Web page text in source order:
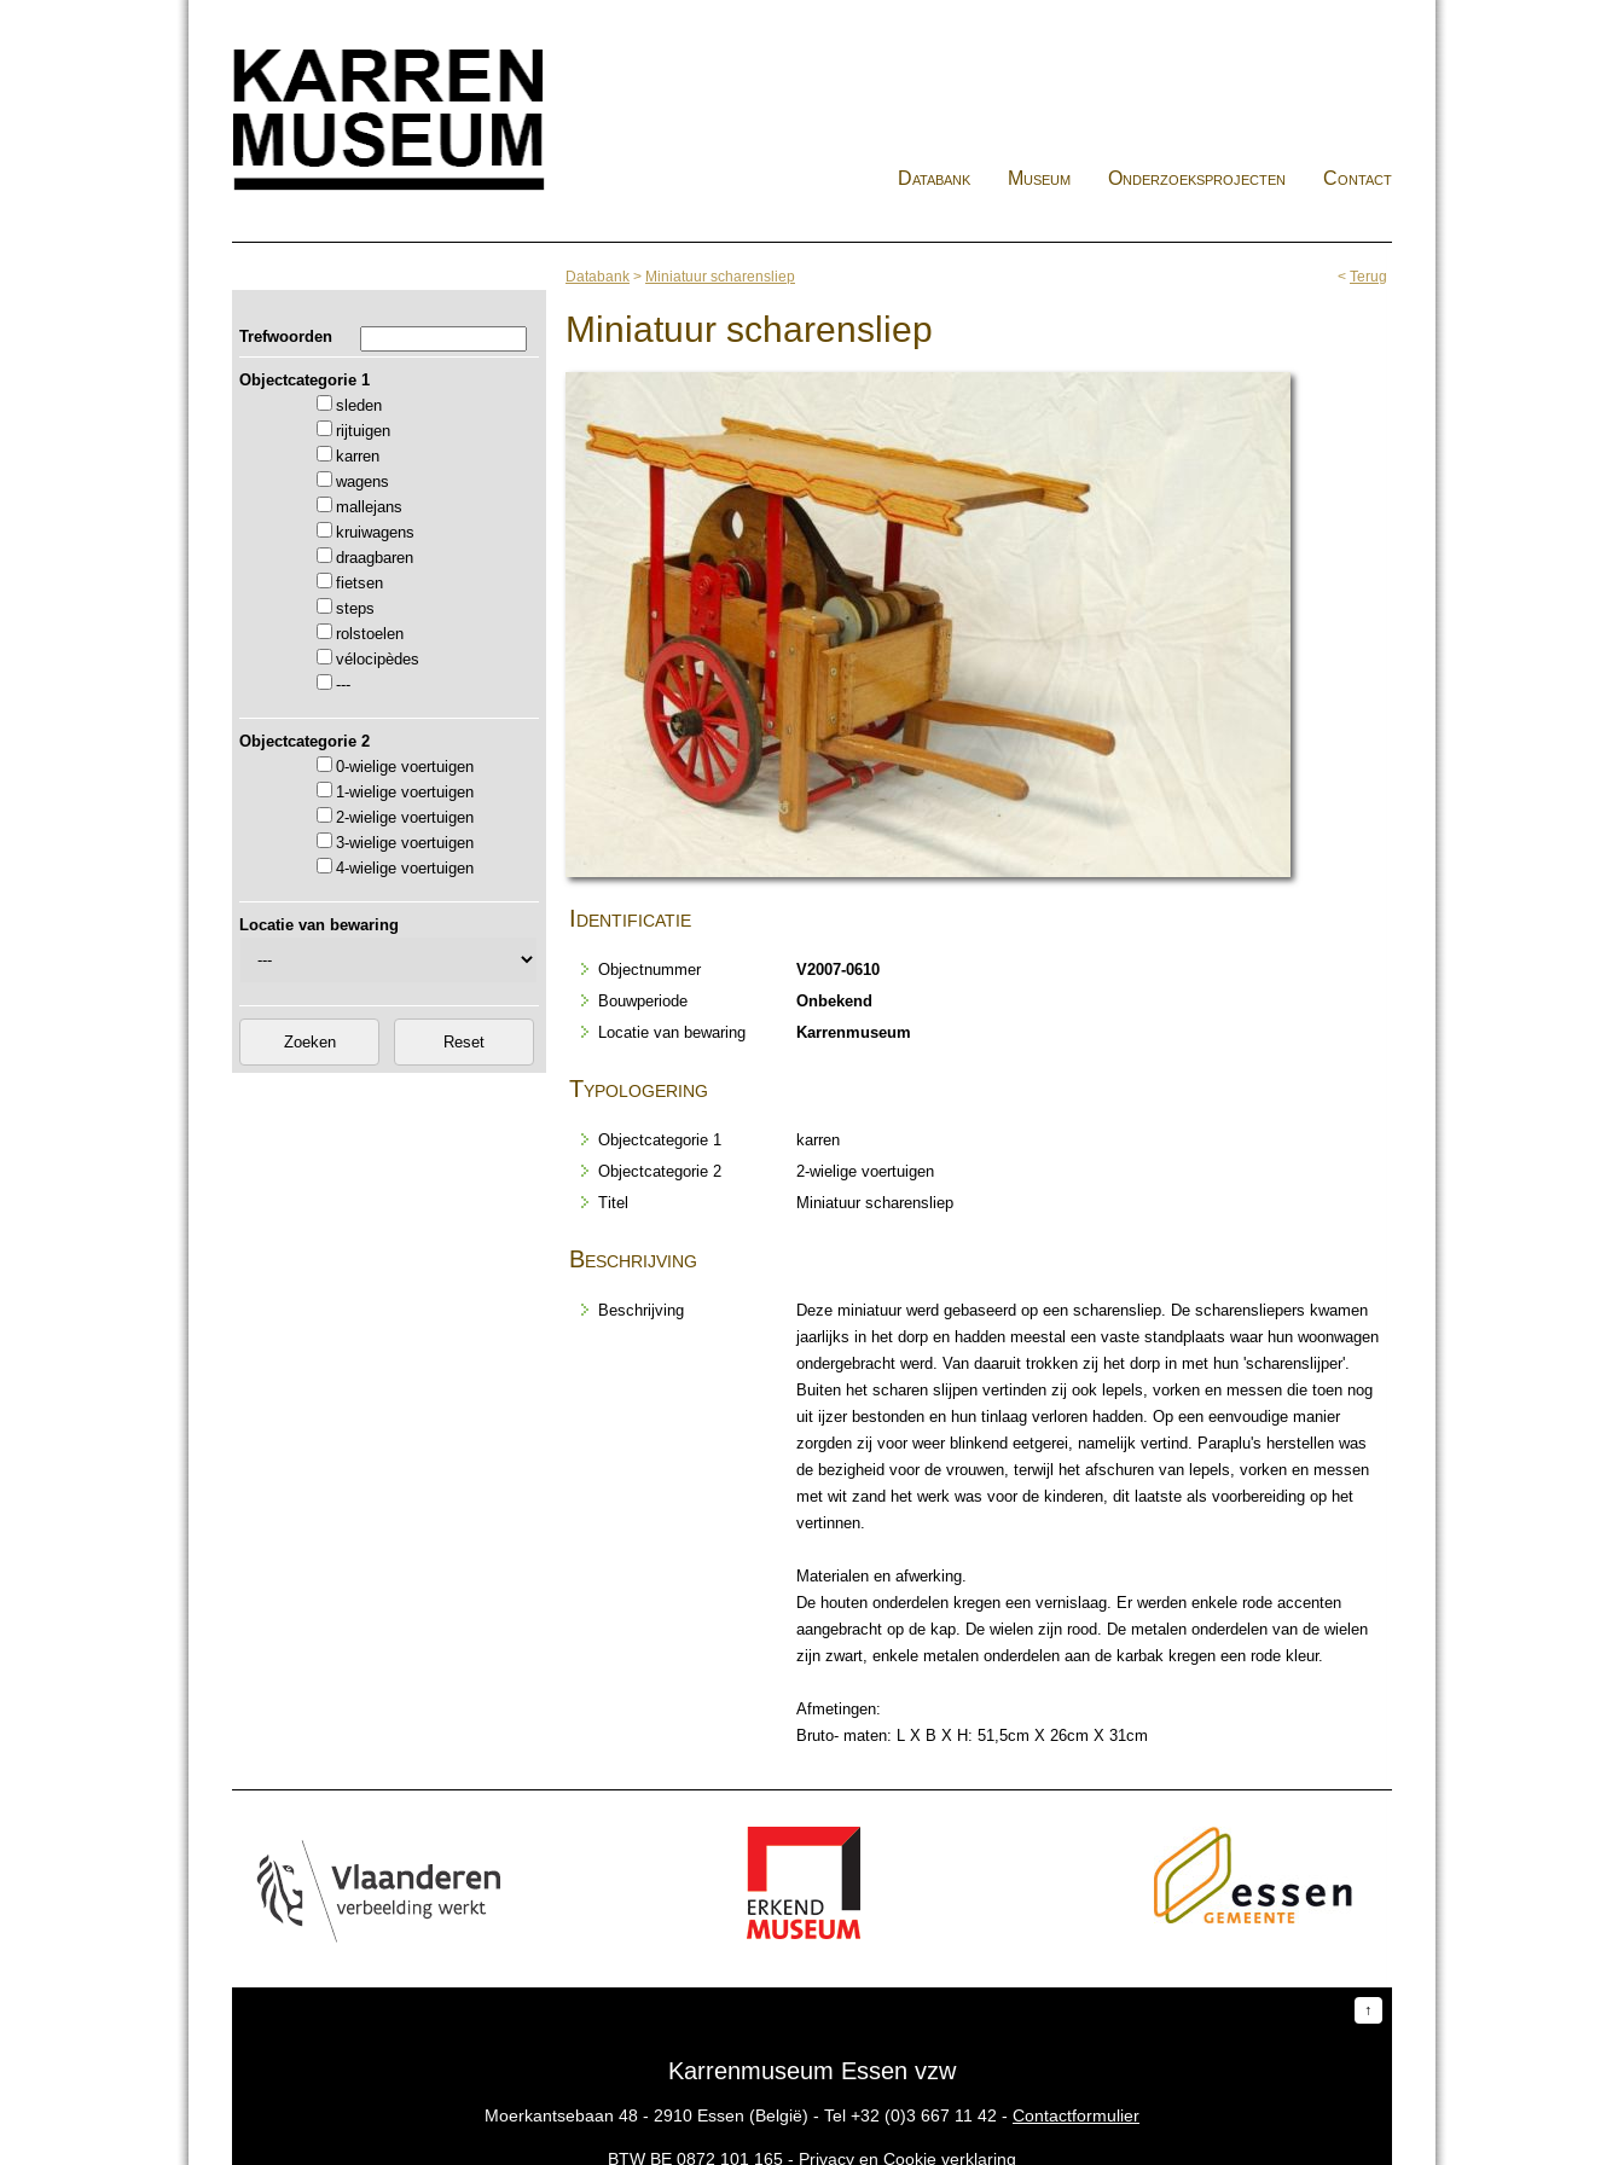
Databank Museum Onderzoeksprojecten Contact
Trefwoorden
Objectcategorie 1
sleden
rijtuigen
karren
wagens
mallejans
kruiwagens
draagbaren
fietsen
steps
rolstoelen
vélocipèdes
---
Objectcategorie 2
0-wielige voertuigen
1-wielige voertuigen
2-wielige voertuigen
3-wielige voertuigen
4-wielige voertuigen
Locatie van bewaring
< Terug
Databank > Miniatuur scharensliep
Miniatuur scharensliep
Identificatie
Objectnummer
V2007-0610
Bouwperiode
Onbekend
Locatie van bewaring
Karrenmuseum
Typologering
Objectcategorie 1
karren
Objectcategorie 2
2-wielige voertuigen
Titel
Miniatuur scharensliep
Beschrijving
Beschrijving
Deze miniatuur werd gebaseerd op een scharensliep. De scharensliepers kwamen
jaarlijks in het dorp en hadden meestal een vaste standplaats waar hun woonwagen
ondergebracht werd. Van daaruit trokken zij het dorp in met hun 'scharenslijper'.
Buiten het scharen slijpen vertinden zij ook lepels, vorken en messen die toen nog
uit ijzer bestonden en hun tinlaag verloren hadden. Op een eenvoudige manier
zorgden zij voor weer blinkend eetgerei, namelijk vertind. Paraplu's herstellen was
de bezigheid voor de vrouwen, terwijl het afschuren van lepels, vorken en messen
met wit zand het werk was voor de kinderen, dit laatste als voorbereiding op het
vertinnen.
Materialen en afwerking.
De houten onderdelen kregen een vernislaag. Er werden enkele rode accenten
aangebracht op de kap. De wielen zijn rood. De metalen onderdelen van de wielen
zijn zwart, enkele metalen onderdelen aan de karbak kregen een rode kleur.
Afmetingen:
Bruto- maten: L X B X H: 51,5cm X 26cm X 31cm
↑
Karrenmuseum Essen vzw
Moerkantsebaan 48 - 2910 Essen (België) - Tel +32 (0)3 667 11 42 - Contactformulier
BTW BE 0872 101 165 - Privacy en Cookie verklaring